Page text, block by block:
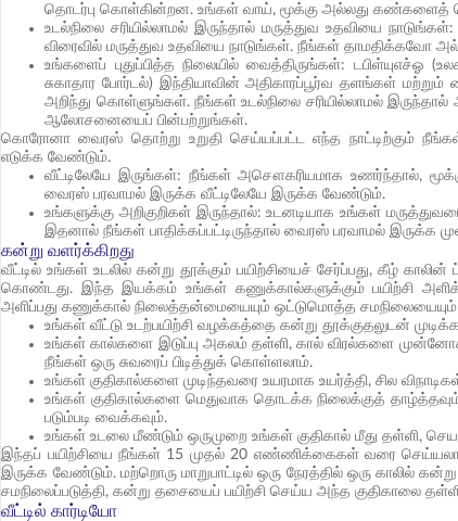
தொடர்பு கொள்கின்றன. உங்கள் வாய், மூக்கு அல்லது கண்களைத்
உடல்நிலை சரியில்லாமல் இருந்தால் மருத்துவ உதவியை
விரைவில் மருத்துவ உதவியை நாடுங்கள். நீங்கள் தாமதிக்கவோ
உங்களைப் புதுப்பித்த நிலையில் வைத்திருங்கள்: டபிள்யுஎச்ஓ
சுகாதார போர்டல்) இந்தியாவின் அதிகாரப்பூர்வ தளங்கள்
அறிந்து கொள்ளுங்கள். நீங்கள் உடல்நிலை சரியில்லாமல் இருந்தால்
ஆலோசனையைப் பின்பற்றுங்கள்.
கொரோனா வைரஸ் தொற்று உறுதி செய்யப்பட்ட எந்த நாட்டிற்கும்
எடுக்க வேண்டும்.
வீட்டிலேயே இருங்கள்: நீங்கள் அசௌகரியமாக உணர்ந்தால்,
வைரஸ் பரவாமல் இருக்க வீட்டிலேயே இருக்க வேண்டும்.
உங்களுக்கு அறிகுறிகள் இருந்தால்: உடனடியாக உங்கள்
இதனால் நீங்கள் பாதிக்கப்பட்டிருந்தால் வைரஸ் பரவாமல் இருக்க
கன்று வளர்க்கிறது
வீட்டில் உங்கள் உடலில் கன்று தூக்கும் பயிற்சியைச் சேர்ப்பது, கீழ்
கொண்டது. இந்த இயக்கம் உங்கள் கணுக்கால்களுக்கும் பயிற்சி
அளிப்பது கணுக்கால் நிலைத்தன்மையையும் ஒட்டுமொத்த சமநிலையையும்
உங்கள் வீட்டு உடற்பயிற்சி வழக்கத்தை கன்று தூக்குதலுடன் முடிக்க
உங்கள் கால்களை இடுப்பு அகலம் தள்ளி, கால் விரல்களை
நீங்கள் ஒரு சுவரைப் பிடித்துக் கொள்ளலாம்.
உங்கள் குதிகால்களை முடிந்தவரை உயரமாக உயர்த்தி, சில
உங்கள் குதிகால்களை மெதுவாக தொடக்க நிலைக்குத்
படும்படி வைக்கவும்.
உங்கள் உடலை மீண்டும் ஒருமுறை உங்கள் குதிகால் மீது தள்ளி,
இந்தப் பயிற்சியை நீங்கள் 15 முதல் 20 எண்ணிக்கைகள் வரை
இருக்க வேண்டும். மற்றொரு மாறுபாட்டில் ஒரு நேரத்தில் ஒரு காலில்
சமநிலைப்படுத்தி, கன்று தசையைப் பயிற்சி செய்ய அந்த குதிகாலை
வீட்டில் கார்டியோ